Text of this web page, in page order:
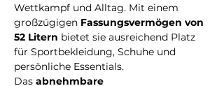
Wettkampf und Alltag. Mit einem
großzügigen Fassungsvermögen von
52 Litern bietet sie ausreichend Platz
für Sportbekleidung, Schuhe und
persönliche Essentials.
Das abnehmbare